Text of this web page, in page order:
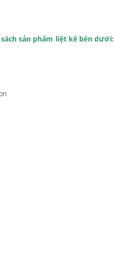
sản phẩm liệt kê bên dưới: